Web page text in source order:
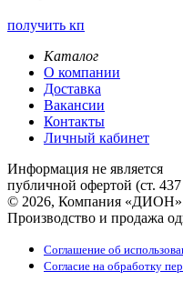
получить кп
Каталог
О компании
Доставка
Вакансии
Контакты
Личный кабинет
Информация не является
публичной офертой (ст.
© 2026, Компания
Производство и продажа
Соглашение об
Согласие на обработку